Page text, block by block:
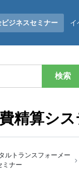
ビジネスセミナー イ
検索
精算シ
ルトランスフォーメー
ミナー